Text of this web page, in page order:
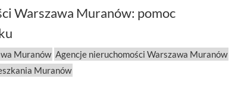
Warszawa Muranów: pomoc
Muranów Agencje nieruchomości Warszawa Muranów
Muranów